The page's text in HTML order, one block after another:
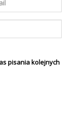
pisania kolejnych